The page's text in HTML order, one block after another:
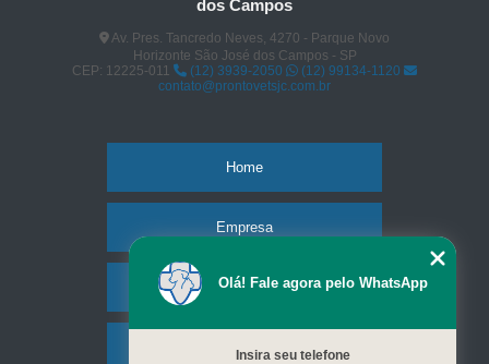
dos Campos
Av. Pres. Tancredo Neves, 4270 - Parque Novo
Horizonte São José dos Campos - SP
CEP: 12225-011
(12) 3939-2050
(12) 99134-1120
contato@prontovetsjc.com.br
Home
Empresa
Missão
Serviços
Olá! Fale agora pelo WhatsApp
Insira seu telefone